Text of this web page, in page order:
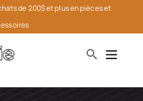
de 200$ et plus en pièces et